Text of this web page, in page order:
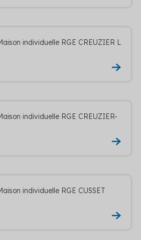
individuelle RGE CREUZIER L
individuelle RGE CREUZIER-
individuelle RGE CUSSET